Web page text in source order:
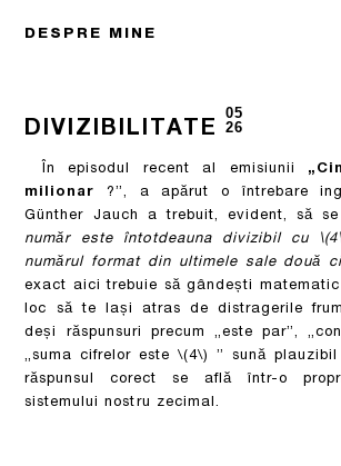
DESPRE MINE
DIVIZIBILITATE
05
26
În episodul recent al emisiunii
milionar
?”, a apărut o întrebare
Günther Jauch a trebuit, evident, să
număr este întotdeauna divizibil cu
numărul format din ultimele sale două
exact aici trebuie să gândești
loc să te lași atras de distragerile
deși răspunsuri precum „este par”,
„suma cifrelor este\(4\)
” sună
răspunsul corect se află într-o
sistemului nostru zecimal.